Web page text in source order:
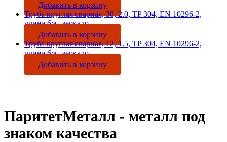
Добавить в корзину
Труба круглая сварная, 38, 2.0, TP 304, EN 10296-2,
длина 6м., зеркало
Добавить в корзину
Труба круглая сварная, 12, 1.5, TP 304, EN 10296-2,
длина 6м., зеркало
Добавить в корзину
ПаритетМеталл - металл под
знаком качества